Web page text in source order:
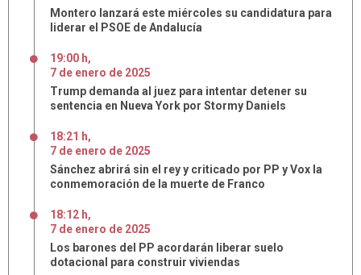
Montero lanzará este miércoles su candidatura para
liderar el PSOE de Andalucía
19:00 h,
7 de enero de 2025
Trump demanda al juez para intentar detener su
sentencia en Nueva York por Stormy Daniels
18:21 h,
7 de enero de 2025
Sánchez abrirá sin el rey y criticado por PP y Vox la
conmemoración de la muerte de Franco
18:12 h,
7 de enero de 2025
Los barones del PP acordarán liberar suelo
dotacional para construir viviendas